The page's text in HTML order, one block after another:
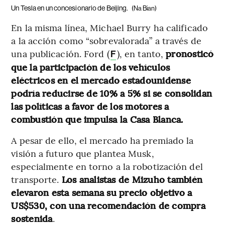
Un Tesla en un concesionario de Beijing. (Na Bian)
En la misma línea, Michael Burry ha calificado
a la acción como “sobrevalorada” a través de
una publicación. Ford (F), en tanto,pronosticó
que la participación de los vehículos
eléctricos en el mercado estadounidense
podría reducirse de 10% a 5% si se consolidan
las políticas a favor de los motores a
combustión que impulsa la Casa Blanca.
A pesar de ello, el mercado ha premiado la
visión a futuro que plantea Musk,
especialmente en torno a la robotización del
transporte. Los analistas de Mizuho también
elevaron esta semana su precio objetivo a
US$530, con una recomendación de compra
sostenida.